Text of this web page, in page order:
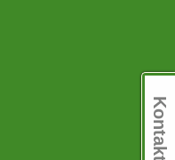
Kontakt